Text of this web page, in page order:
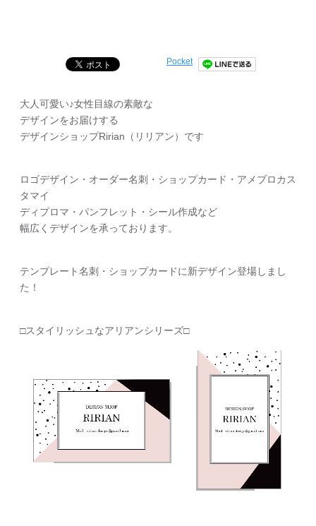
Pocket
大人可愛い♪女性目線の素敵な
デザインをお届けする
デザインショップRirian（リリアン）です
ロゴデザイン・オーダー名刺・ショップカード・アメブロカス
タマイ
ディプロマ・パンフレット・シール作成など
幅広くデザインを承っております。
テンプレート名刺・ショップカードに新デザイン登場しまし
た！
□スタイリッシュなアリアンシリーズ□